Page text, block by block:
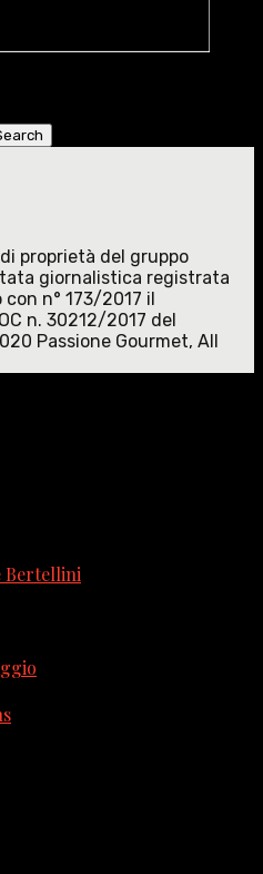
proprietà del gruppo
giornalistica registrata
n° 173/2017 il
n. 30212/2017 del
Passione Gourmet, All
Bertellini